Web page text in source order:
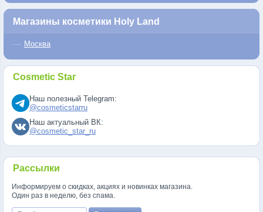
Магазины косметики Holy Land
Москва
Cosmetic Star
Наш полезный Telegram:
@cosmeticstarru
Наш актуальный ВК:
@cosmetic_star_ru
Рассылки
Информируем о скидках, акциях и новинках магазина.
Один раз в неделю, без спама.